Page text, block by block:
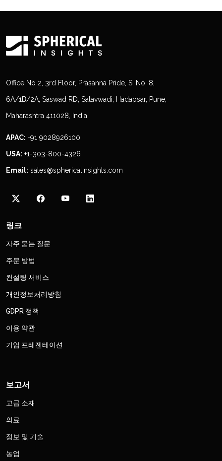
Office No 2, 3rd Floor, Prasanna Pride, S. No. 8,
6A/1B/2A, Saswad RD, Satavwadi, Hadapsar, Pune,
Maharashtra 411028, India
APAC: +91 9028926100
USA: +1-303-800-4326
Email: sales@sphericalinsights.com
링크
자주 묻는 질문
주문 방법
컨설팅 서비스
개인정보처리방침
GDPR 정책
이용 약관
기업 프레젠테이션
보고서
고급 소재
의료
정보 및 기술
농업